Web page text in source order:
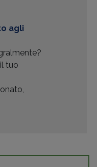
agli
tuo